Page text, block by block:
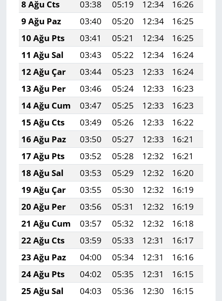
8 Ağu Cts 03:38 05:19 12:34 16:26
9 Ağu Paz
03:40 05:20 12:34 16:25
10 Ağu Pts
03:41 05:21 12:34 16:25
11 Ağu Sal
03:43 05:22 12:34 16:24
12 Ağu Çar
03:44 05:23 12:33 16:24
13 Ağu Per
03:46 05:24 12:33 16:23
14 Ağu Cum
03:47 05:25 12:33 16:23
15 Ağu Cts
03:49 05:26 12:33 16:22
16 Ağu Paz
03:50 05:27 12:33 16:21
17 Ağu Pts
03:52 05:28 12:32 16:21
18 Ağu Sal
03:53 05:29 12:32 16:20
19 Ağu Çar
03:55 05:30 12:32 16:19
20 Ağu Per
03:56 05:31 12:32 16:19
21 Ağu Cum
03:57 05:32 12:32 16:18
22 Ağu Cts
03:59 05:33 12:31 16:17
23 Ağu Paz
04:00 05:34 12:31 16:16
24 Ağu Pts
04:02 05:35 12:31 16:15
25 Ağu Sal
04:03 05:36 12:30 16:15